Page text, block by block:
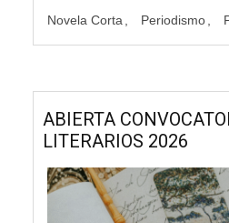
Novela Corta Periodismo
ABIERTA
LITERARIOS 2026